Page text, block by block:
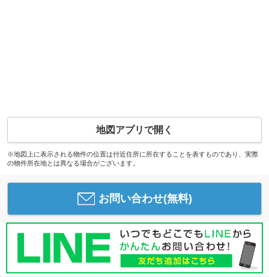
地図アプリで開く
※地図上に表示される物件の位置は付近住所に所在することを表すものであり、実際
の物件所在地とは異なる場合がございます。
お問い合わせ(無料)